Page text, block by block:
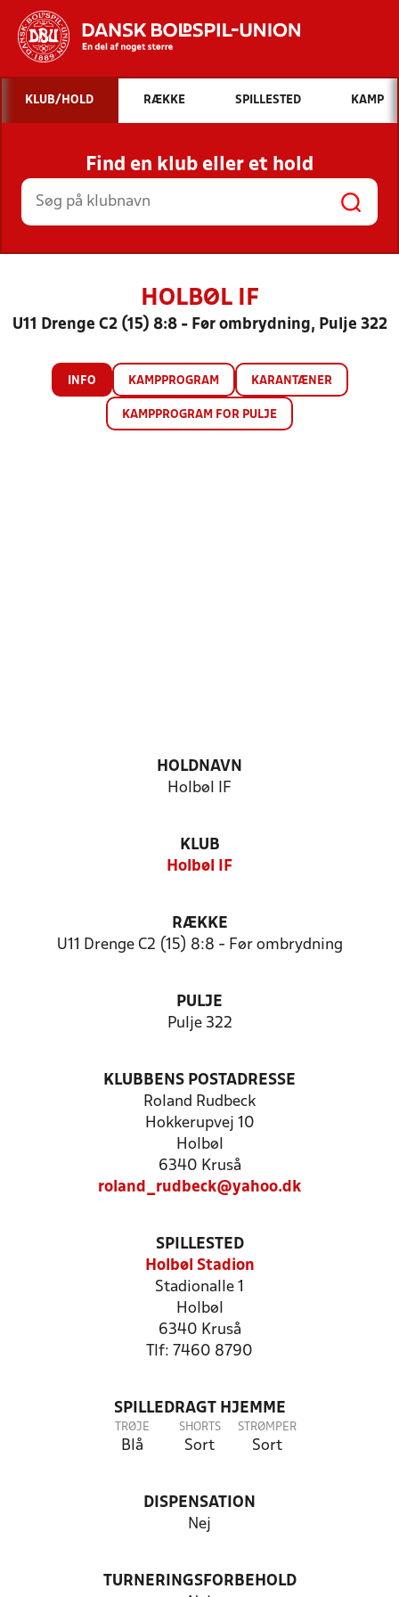
Hvad vil du søge efter?
INDHOLD OG NYHEDER
STILLINGER, RESULTATER, KLUBBER OG
HOLD
KLUB/HOLD RÆKKE SPILLESTED KAMP
Find en klub eller et hold
HOLBØL IF
U11 Drenge C2 (15) 8:8 - Før ombrydning, Pulje 322
INFO KAMPPROGRAM KARANTÆNER
KAMPPROGRAM FOR PULJE
HOLDNAVN
Holbøl IF
KLUB
Holbøl IF
RÆKKE
U11 Drenge C2 (15) 8:8 - Før ombrydning
PULJE
Pulje 322
KLUBBENS POSTADRESSE
Roland Rudbeck
Hokkerupvej 10
Holbøl
6340 Kruså
roland_rudbeck@yahoo.dk
SPILLESTED
Holbøl Stadion
Stadionalle 1
Holbøl
6340 Kruså
Tlf: 7460 8790
SPILLEDRAGT HJEMME
TRØJE
Blå
SHORTS
Sort
STRØMPER
Sort
DISPENSATION
Nej
TURNERINGSFORBEHOLD